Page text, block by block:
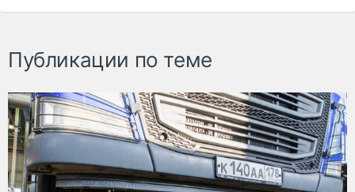
Публикации по теме